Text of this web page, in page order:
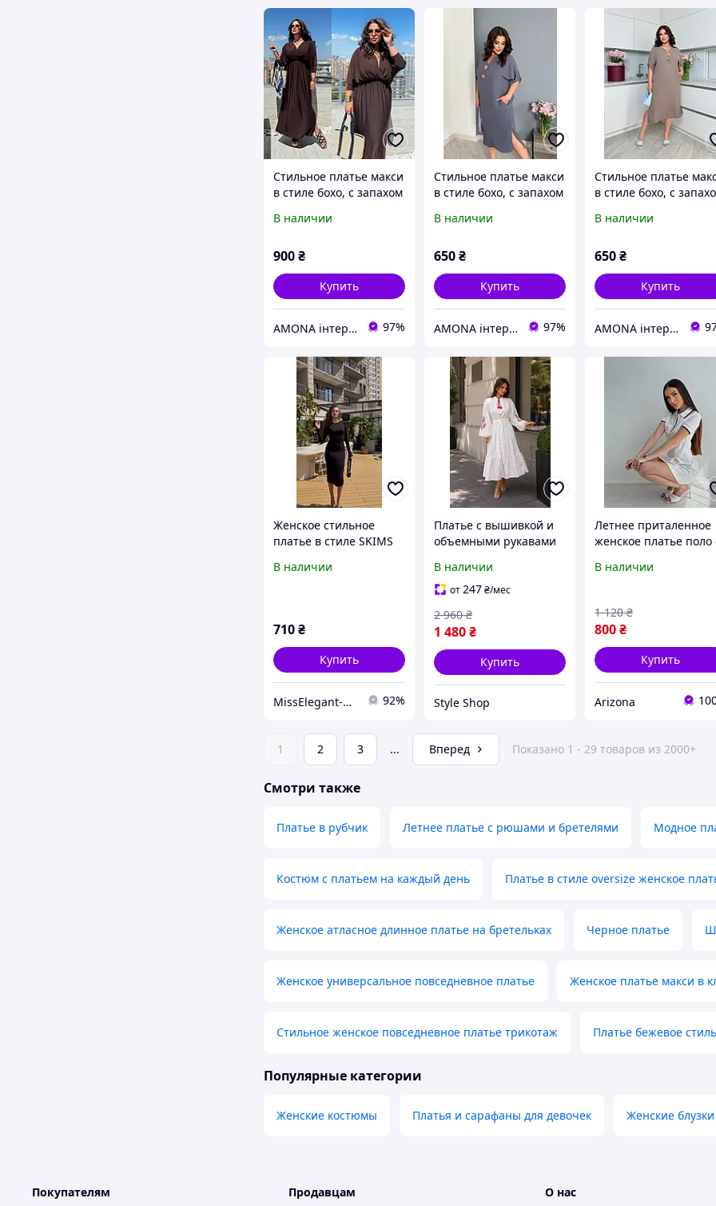
Стильное платье макси
в стиле бохо, с запахом
батал большие
В наличии
900₴
Купить
AMONA інтернет-магазин модного одягу 97%
Стильное платье макси
в стиле бохо, с запахом
батал большие
В наличии
650₴
Купить
AMONA інтернет-магазин модного одягу 97%
Стильное платье
в стиле бохо, с
батал большие
В наличии
650₴
Купить
AMONA інтернет-магазин модного одягу
Женское стильное
платье в стиле SKIMS
и шоколад Мод 585
В наличии
710₴
Купить
MissElegant-Интернет магазин одежды 92%
Платье с вышивкой и
объемными рукавами
платье в этно-стиле
лён Праздничное
платье миди
В наличии
от247₴/мес
1 480₴
2 960 ₴
Купить
Style Shop
Летнее приталенное
женское платье поло
прогулок в стиле
В наличии
800₴
1 120 ₴
Купить
Arizona
1 2 3 ... Вперед Показано 1 - 29 товаров из 2000+
Смотри также
Платье в рубчик Летнее платье с рюшами и бретелями Модное
Костюм с платьем на каждый день Платье в стиле oversize женское
Женское атласное длинное платье на бретельках Черное платье
Женское универсальное повседневное платье Женское платье макси в
Стильное женское повседневное платье трикотаж Платье бежевое
Популярные категории
Женские костюмы Платья и сарафаны для девочек Женские
Покупателям Продавцам О нас